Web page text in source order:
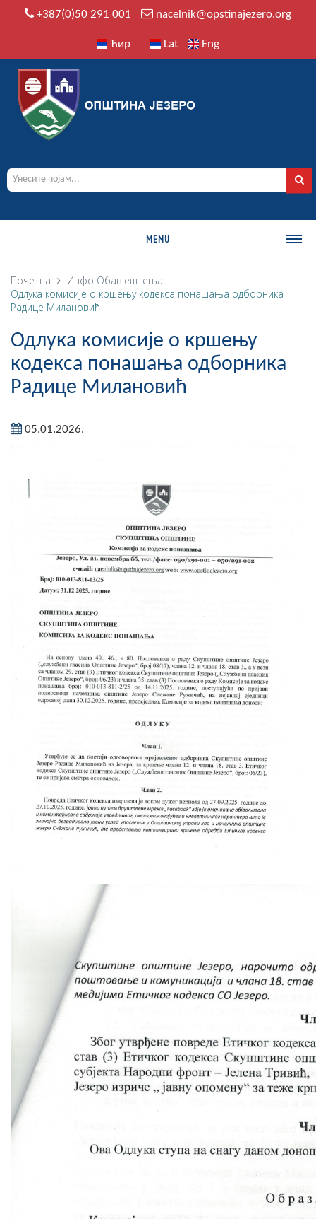
+387(0)50 291 001 nacelnik@opstinajezero.org
Ћир Lat Eng
MENU
О ОПШТИНИ
Историја
Географија
Насељена мјеста
Занимљивости
Фотогалерија
Замјеник начелника
Извјештај о раду начелника
Статут Општине
Састав Скупштине
ОПШТИНСКА УПРАВА
ИНФО
Вијести
Активности
Обавјештења
Заштита од пожара
COVID 19
Геоистраживања
ПРИВРЕДА
Пољопривреда
Почетна Инфо Обавјештења
Одлука комисије о кршењу кодекса понашања одборника
Радице Милановић
Одлука комисије о кршењу
кодекса понашања одборника
Радице Милановић
05.01.2026.